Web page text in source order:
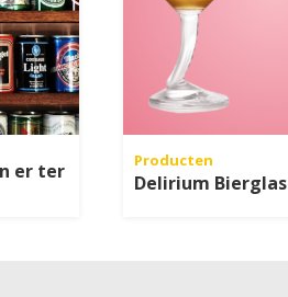
er ter Producten
Delirium Bierglas